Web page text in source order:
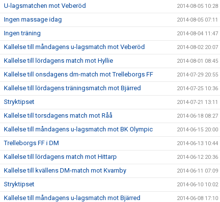
U-lagsmatchen mot Veberöd 2014-08-05 10:28
Ingen massage idag 2014-08-05 07:11
Ingen träning 2014-08-04 11:47
Kallelse till måndagens u-lagsmatch mot Veberöd 2014-08-02 20:07
Kallelse till lördagens match mot Hyllie 2014-08-01 08:45
Kallelse till onsdagens dm-match mot Trelleborgs FF 2014-07-29 20:55
Kallelse till lördagens träningsmatch mot Bjärred 2014-07-25 10:36
Stryktipset 2014-07-21 13:11
Kallelse till torsdagens match mot Råå 2014-06-18 08:27
Kallelse till måndagens u-lagsmatch mot BK Olympic 2014-06-15 20:00
Trelleborgs FF i DM 2014-06-13 10:44
Kallelse till lördagens match mot Hittarp 2014-06-12 20:36
Kallelse till kvällens DM-match mot Kvarnby 2014-06-11 07:09
Stryktipset 2014-06-10 10:02
Kallelse till måndagens u-lagsmatch mot Bjärred 2014-06-08 17:10